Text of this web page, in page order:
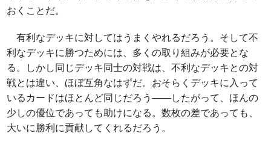
おくことだ。
有利なデッキに対してはうまくやれるだろう。そして不
利なデッキに勝つためには、多くの取り組みが必要とな
る。しかし同じデッキ同士の対戦は、不利なデッキとの対
戦とは違い、ほぼ互角なはずだ。おそらくデッキに入って
いるカードはほとんど同じだろう――したがって、ほんの
少しの優位であっても助けになる。数枚の差であっても、
大いに勝利に貢献してくれるだろう。